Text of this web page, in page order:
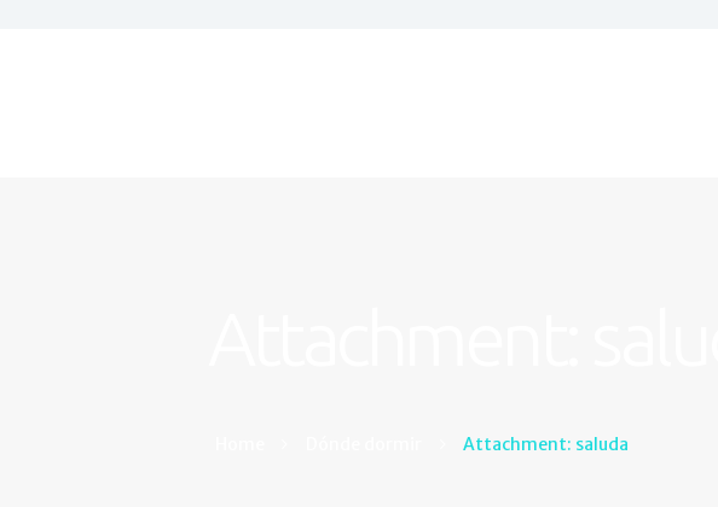
Attachment: saluda